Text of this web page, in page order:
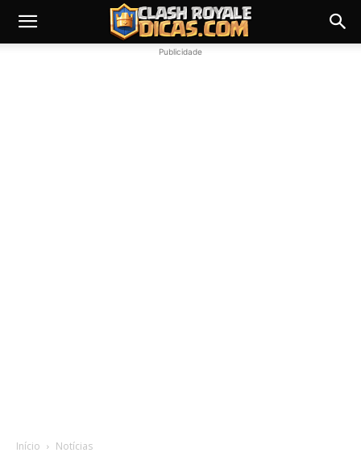
Publicidade
Início Notícias